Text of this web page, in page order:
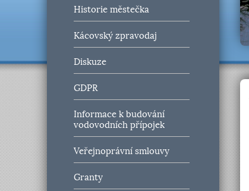
Historie městečka
Kácovský zpravodaj
Diskuze
GDPR
Informace k budování
vodovodních přípojek
Veřejnoprávní smlouvy
Granty